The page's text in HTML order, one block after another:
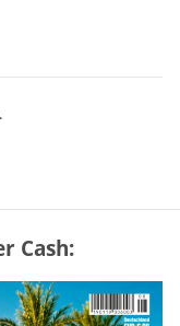
Mieter
Cash: